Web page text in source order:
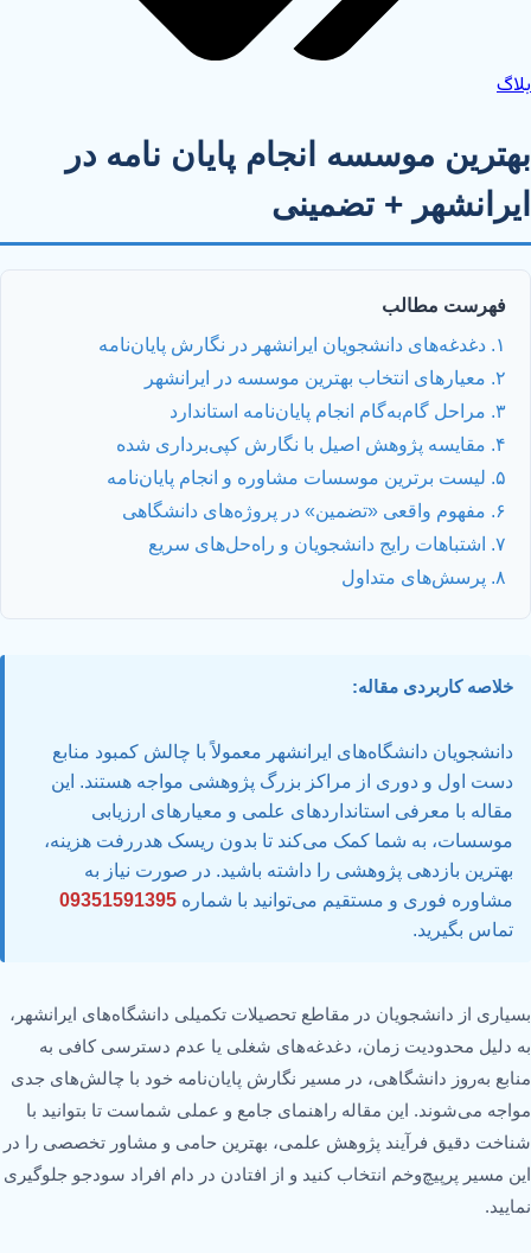
بلاگ
بهترین موسسه انجام پایان نامه در
ایرانشهر + تضمینی
فهرست مطالب
۱. دغدغه‌های دانشجویان ایرانشهر در نگارش پایان‌نامه
۲. معیارهای انتخاب بهترین موسسه در ایرانشهر
۳. مراحل گام‌به‌گام انجام پایان‌نامه استاندارد
۴. مقایسه پژوهش اصیل با نگارش کپی‌برداری شده
۵. لیست برترین موسسات مشاوره و انجام پایان‌نامه
۶. مفهوم واقعی «تضمین» در پروژه‌های دانشگاهی
۷. اشتباهات رایج دانشجویان و راه‌حل‌های سریع
۸. پرسش‌های متداول
خلاصه کاربردی مقاله:
دانشجویان دانشگاه‌های ایرانشهر معمولاً با چالش کمبود منابع
دست اول و دوری از مراکز بزرگ پژوهشی مواجه هستند. این
مقاله با معرفی استانداردهای علمی و معیارهای ارزیابی
موسسات، به شما کمک می‌کند تا بدون ریسک هدررفت هزینه،
بهترین بازدهی پژوهشی را داشته باشید. در صورت نیاز به
مشاوره فوری و مستقیم می‌توانید با شماره 09351591395
تماس بگیرید.
بسیاری از دانشجویان در مقاطع تحصیلات تکمیلی دانشگاه‌های ایرانشهر،
به دلیل محدودیت زمان، دغدغه‌های شغلی یا عدم دسترسی کافی به
منابع به‌روز دانشگاهی، در مسیر نگارش پایان‌نامه خود با چالش‌های جدی
مواجه می‌شوند. این مقاله راهنمای جامع و عملی شماست تا بتوانید با
شناخت دقیق فرآیند پژوهش علمی، بهترین حامی و مشاور تخصصی را در
این مسیر پرپیچ‌وخم انتخاب کنید و از افتادن در دام افراد سودجو جلوگیری
نمایید.